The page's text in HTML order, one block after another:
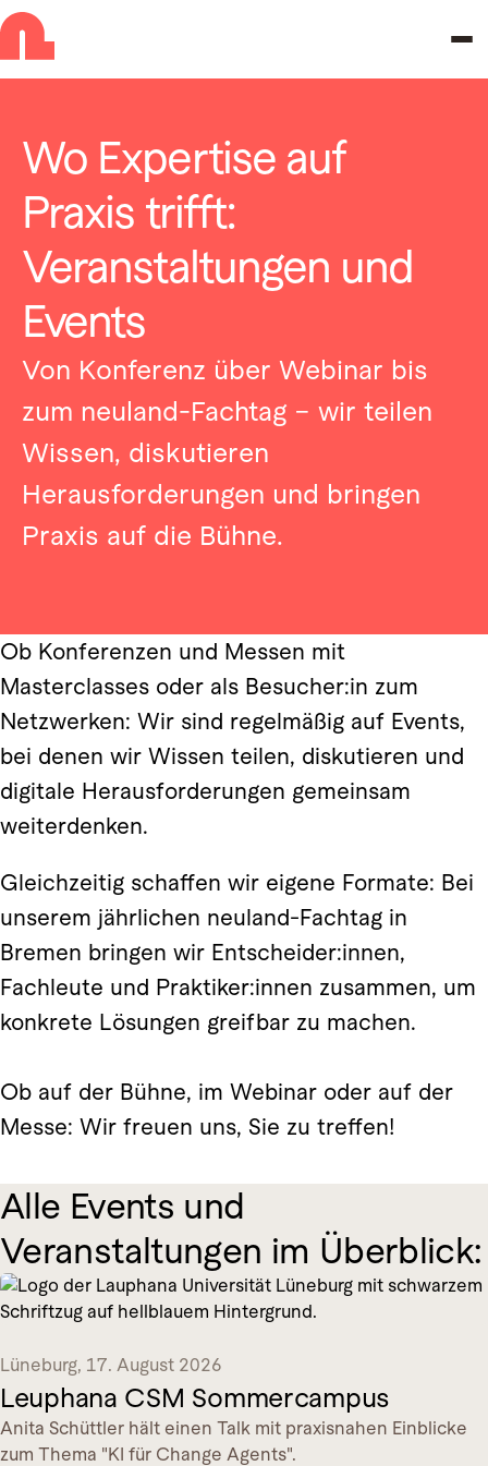
Zur Navigation springen
Zu den Hauptinhalten springen
Wo Expertise auf
Praxis trifft:
Veranstaltungen und
Events
Von Konferenz über Webinar bis
zum neuland-Fachtag – wir teilen
Wissen, diskutieren
Herausforderungen und bringen
Praxis auf die Bühne.
Ob Konferenzen und Messen mit
Masterclasses oder als Besucher:in zum
Netzwerken: Wir sind regelmäßig auf Events,
bei denen wir Wissen teilen, diskutieren und
digitale Herausforderungen gemeinsam
weiterdenken.
Gleichzeitig schaffen wir eigene Formate: Bei
unserem jährlichen neuland-Fachtag in
Bremen bringen wir Entscheider:innen,
Fachleute und Praktiker:innen zusammen, um
konkrete Lösungen greifbar zu machen.
Ob auf der Bühne, im Webinar oder auf der
Messe: Wir freuen uns, Sie zu treffen!
Alle Events und
Veranstaltungen im Überblick:
Lüneburg, 17. August 2026
Leuphana CSM Sommercampus
Anita Schüttler hält einen Talk mit praxisnahen Einblicke
zum Thema "KI für Change Agents".